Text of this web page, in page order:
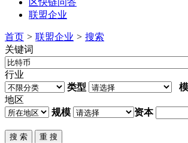
联盟企业
首页 > 联盟企业 > 搜索
关键词
行业
类型
地区
规模
资本